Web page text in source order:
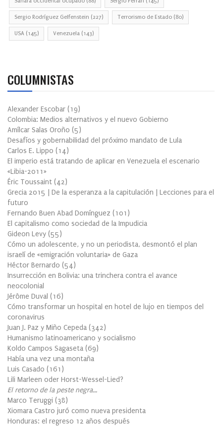
Sergio Rodríguez Gelfenstein (227) Terrorismo de Estado (80)
USA (145) Venezuela (143)
COLUMNISTAS
Alexander Escobar (19)
Colombia: Medios alternativos y el nuevo Gobierno
Amílcar Salas Oroño (5)
Desafíos y gobernabilidad del próximo mandato de Lula
Carlos E. Lippo (14)
El imperio está tratando de aplicar en Venezuela el escenario
«Libia-2011»
Éric Toussaint (42)
Grecia 2015 | De la esperanza a la capitulación | Lecciones para el
futuro
Fernando Buen Abad Domínguez (101 )
El capitalismo como sociedad de la Impudicia
Gideon Levy (55)
Cómo un adolescente, y no un periodista, desmontó el plan
israelí de «emigración voluntaria» de Gaza
Héctor Bernardo (54)
Insurrección en Bolivia: una trinchera contra el avance
neocolonial
Jérôme Duval (16)
Cómo transformar un hospital en hotel de lujo en tiempos del
coronavirus
Juan J. Paz y Miño Cepeda (342)
Humanismo latinoamericano y socialismo
Koldo Campos Sagaseta (69)
Había una vez una montaña
Luis Casado (161 )
Lili Marleen oder Horst-Wessel-Lied?
El retorno de la peste negra…
Marco Teruggi (38)
Xiomara Castro juró como nueva presidenta
Honduras: el regreso 12 años después